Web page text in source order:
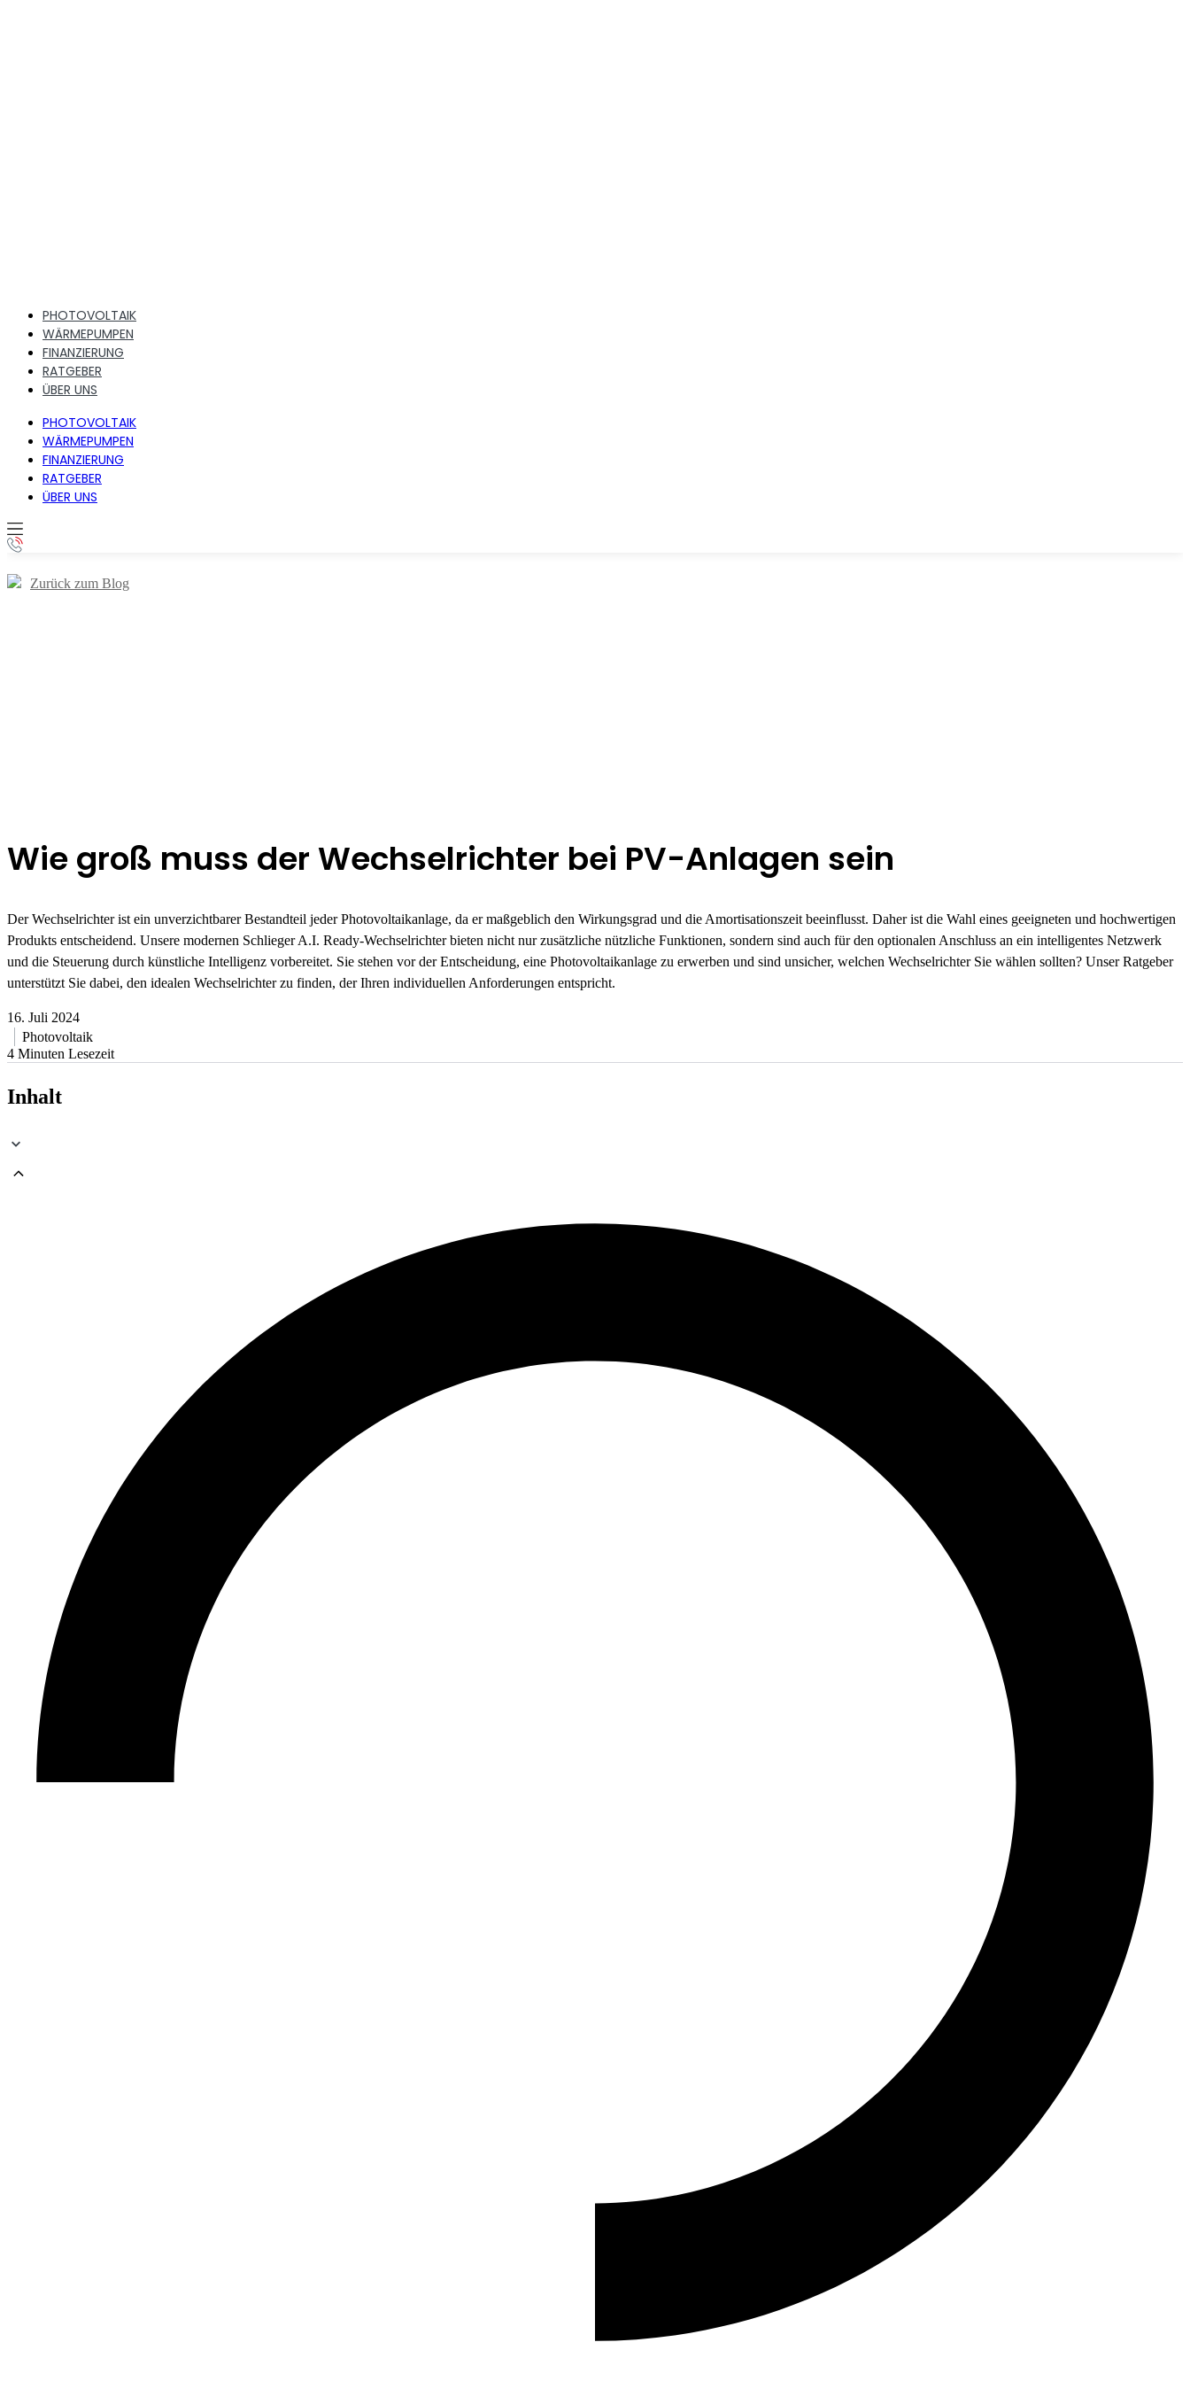
wechselnPHOTOVOLTAIK
WÄRMEPUMPEN
FINANZIERUNG
RATGEBER
ÜBER UNS
PHOTOVOLTAIK
WÄRMEPUMPEN
FINANZIERUNG
RATGEBER
ÜBER UNS
Zurück zum Blog
Wie groß muss der Wechselrichter bei PV-Anlagen sein
Der Wechselrichter ist ein unverzichtbarer Bestandteil jeder Photovoltaikanlage, da er maßgeblich den Wirkungsgrad und die Amortisationszeit beeinflusst. Daher ist die Wahl eines geeigneten und hochwertigen
Produkts entscheidend. Unsere modernen Schlieger A.I. Ready-Wechselrichter bieten nicht nur zusätzliche nützliche Funktionen, sondern sind auch für den optionalen Anschluss an ein intelligentes Netzwerk
und die Steuerung durch künstliche Intelligenz vorbereitet. Sie stehen vor der Entscheidung, eine Photovoltaikanlage zu erwerben und sind unsicher, welchen Wechselrichter Sie wählen sollten? Unser Ratgeber
unterstützt Sie dabei, den idealen Wechselrichter zu finden, der Ihren individuellen Anforderungen entspricht.
16. Juli 2024
Photovoltaik
4 Minuten Lesezeit
Inhalt